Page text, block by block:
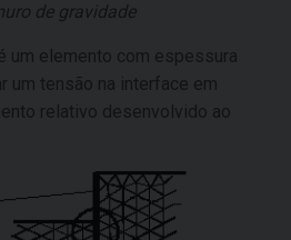
de gravidade
um elemento com espessura
um tensão na interface em
relativo desenvolvido ao